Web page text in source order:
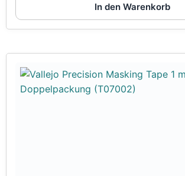
In den Warenkorb